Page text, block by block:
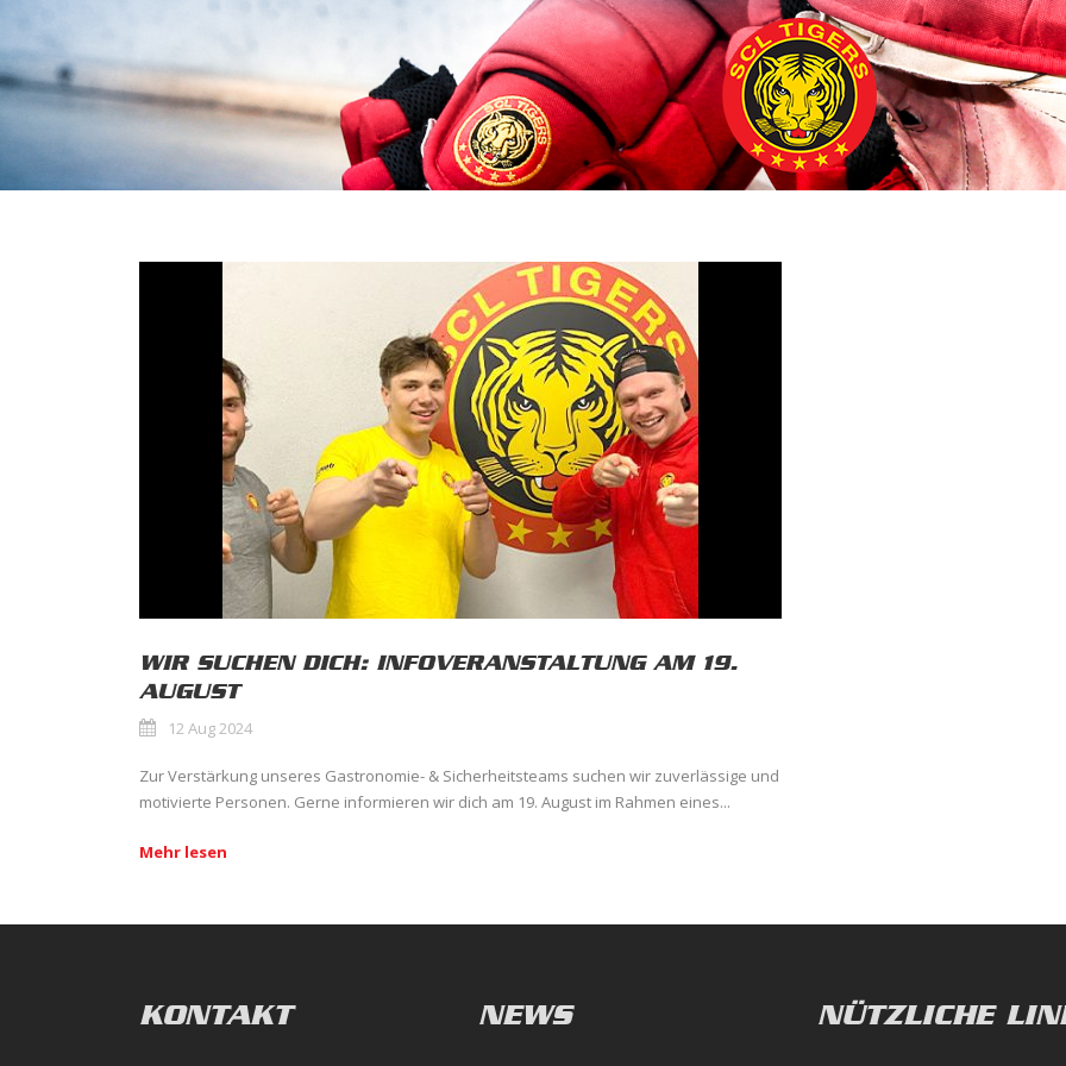
WIR SUCHEN DICH: INFOVERANSTALTUNG AM 19.
AUGUST
12 Aug 2024
Zur Verstärkung unseres Gastronomie- & Sicherheitsteams suchen wir zuverlässige und
motivierte Personen. Gerne informieren wir dich am 19. August im Rahmen eines...
Mehr lesen
KONTAKT NEWS NÜTZLICHE